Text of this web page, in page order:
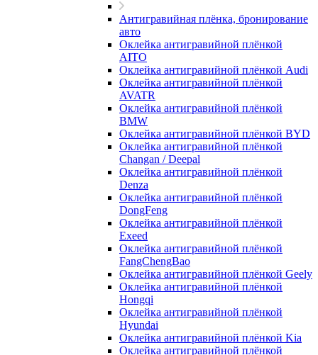
Антигравийная плёнка, бронирование
авто
Оклейка антигравийной плёнкой
AITO
Оклейка антигравийной плёнкой Audi
Оклейка антигравийной плёнкой
AVATR
Оклейка антигравийной плёнкой
BMW
Оклейка антигравийной плёнкой BYD
Оклейка антигравийной плёнкой
Changan / Deepal
Оклейка антигравийной плёнкой
Denza
Оклейка антигравийной плёнкой
DongFeng
Оклейка антигравийной плёнкой
Exeed
Оклейка антигравийной плёнкой
FangChengBao
Оклейка антигравийной плёнкой Geely
Оклейка антигравийной плёнкой
Hongqi
Оклейка антигравийной плёнкой
Hyundai
Оклейка антигравийной плёнкой Kia
Оклейка антигравийной плёнкой